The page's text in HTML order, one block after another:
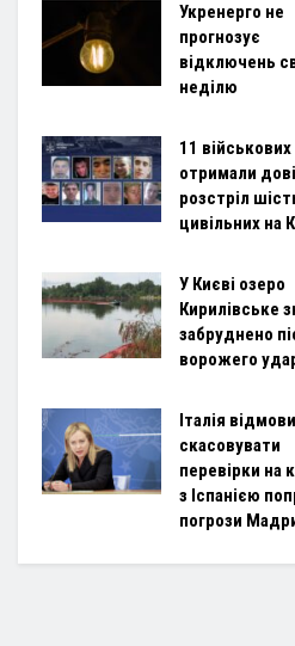
Укренерго не
прогнозує
відключень
неділю
11
отримали
розстріл
цивільних на
У Києві озеро
Кирилівське
забруднено
ворожего
Італія
скасовувати
перевірки на
з Іспанією
погрози